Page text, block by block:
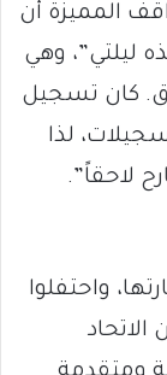
المميزة أن
ليلتي”، وهي
كان تسجيل
لذا
لاحقاً”.
واحتفلوا